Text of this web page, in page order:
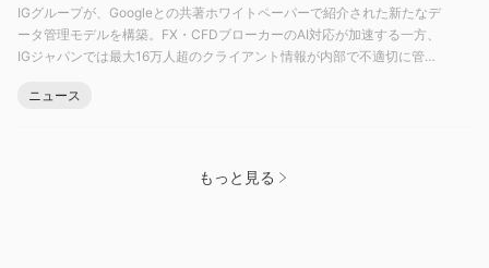
0.5%がかかります。
残念ながら、資金の引き出しに関する詳細な情報はありません。
IG証券 Marketsは、iPhoneおよびAndroidユーザーの両方にとっ
を介して送金することもできますが、IG証券
IGグループが、Googleとの共著ホワイトペーパーで紹介された新たなデ
ータ管理モデルを構築。FX・CFDブローカーのAI対応が加速する一方、
IGジャパンでは最大16万人超のクライアント情報が内部で不適切に管理
全性・信頼性の最前線を解説。
ニュース
もっと見る